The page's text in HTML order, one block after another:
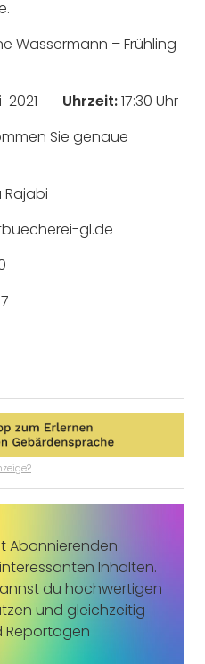
Wassermann – Frühling
2021 Uhrzeit:17:30 Uhr
Sie genaue
Rajabi
gl.de
Abonnierenden
Inhalten.
du hochwertigen
und gleichzeitig
Reportagen